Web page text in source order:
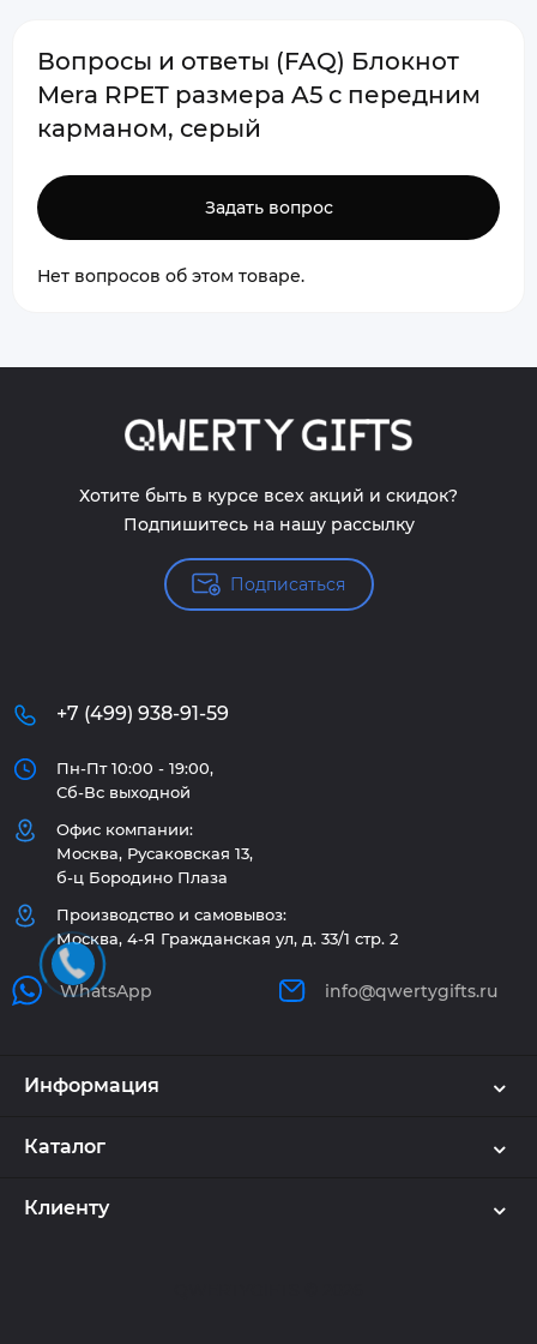
Вопросы и ответы (FAQ) Блокнот
Mera RPET размера A5 с передним
карманом, серый
Задать вопрос
Нет вопросов об этом товаре.
Хотите быть в курсе всех акций и скидок?
Подпишитесь на нашу рассылку
Подписаться
+7 (499) 938-91-59
Пн-Пт 10:00 - 19:00,
Сб-Вс выходной
Офис компании:
Москва, Русаковская 13,
б-ц Бородино Плаза
Производство и самовывоз:
Москва, 4-Я Гражданская ул, д. 33/1 стр. 2
WhatsApp info@qwertygifts.ru
Информация
Каталог
Клиенту